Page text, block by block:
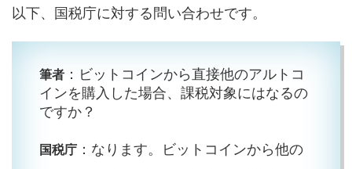
以下、国税庁に対する問い合わせです。
筆者 ：ビットコインから直接他のアルトコ
インを購入した場合、課税対象にはなるの
ですか？
国税庁 ：なります。ビットコインから他の